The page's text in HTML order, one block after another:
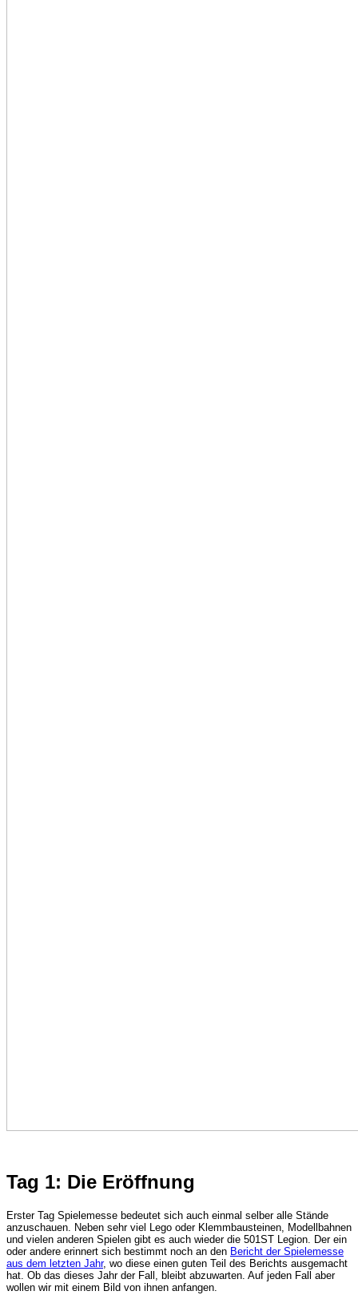
Tag 1: Die Eröffnung
Erster Tag Spielemesse bedeutet sich auch einmal selber alle Stände
anzuschauen. Neben sehr viel Lego oder Klemmbausteinen, Modellbahnen
und vielen anderen Spielen gibt es auch wieder die 501ST Legion. Der ein
oder andere erinnert sich bestimmt noch an den Bericht der Spielemesse
aus dem letzten Jahr, wo diese einen guten Teil des Berichts ausgemacht
hat. Ob das dieses Jahr der Fall, bleibt abzuwarten. Auf jeden Fall aber
wollen wir mit einem Bild von ihnen anfangen.